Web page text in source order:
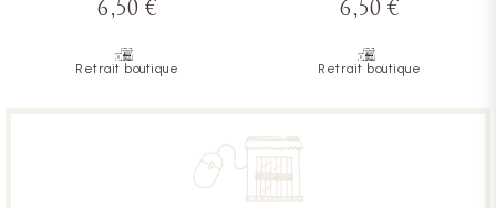
6,50 €
Retrait boutique
6,50 €
Retrait boutique